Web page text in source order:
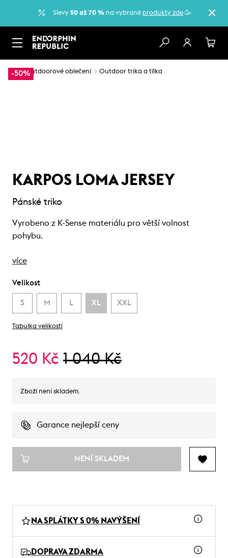
Slevy 50 až 70 % na vybrané produkty zde.🥳
-50%
… Outdoorové oblečení Outdoor trika a tílka
KARPOS LOMA JERSEY
Pánské triko
Vyrobeno z K-Sense materiálu pro větší volnost
pohybu.
více
Velikost
S M L XL XXL
Tabulka velikostí
520 Kč 1 040 Kč
Zboží není skladem.
Garance nejlepší ceny
NENÍ SKLADEM
NA SPLÁTKY S 0% NAVÝŠENÍ
DOPRAVA ZDARMA